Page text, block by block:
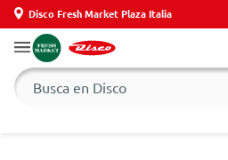
Disco Fresh Market Plaza Italia